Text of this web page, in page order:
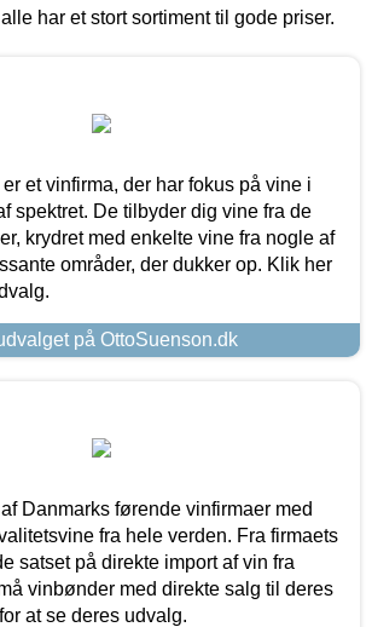
har et stort sortiment til gode priser.
et vinfirma, der har fokus på vine i
spektret. De tilbyder dig vine fra de
krydret med enkelte vine fra nogle af
områder, der dukker op. Klik her
på OttoSuenson.dk
Danmarks førende vinfirmaer med
fra hele verden. Fra firmaets
satset på direkte import af vin fra
vinbønder med direkte salg til deres
at se deres udvalg.